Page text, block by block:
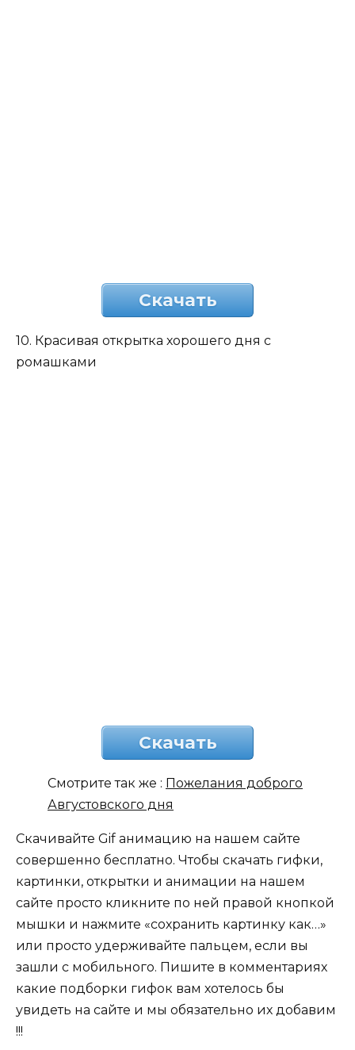
Скачать
10. Красивая открытка хорошего дня с
ромашками
Скачать
Смотрите так же : Пожелания доброго
Августовского дня
Скачивайте Gif анимацию на нашем сайте
совершенно бесплатно. Чтобы скачать гифки,
картинки, открытки и анимации на нашем
сайте просто кликните по ней правой кнопкой
мышки и нажмите «сохранить картинку как…»
или просто удерживайте пальцем, если вы
зашли с мобильного. Пишите в комментариях
какие подборки гифок вам хотелось бы
увидеть на сайте и мы обязательно их добавим
!!!